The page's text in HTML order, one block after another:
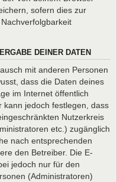
sofern dies zur
DEINER DATEN
mit anderen Personen
dass die Daten deines
im Internet öffentlich
kann jedoch festlegen, dass
Nutzerkreis
etc.) zugänglich
nach entsprechenden
den Betreiber. Die E-
jedoch nur für den
(Administratoren)